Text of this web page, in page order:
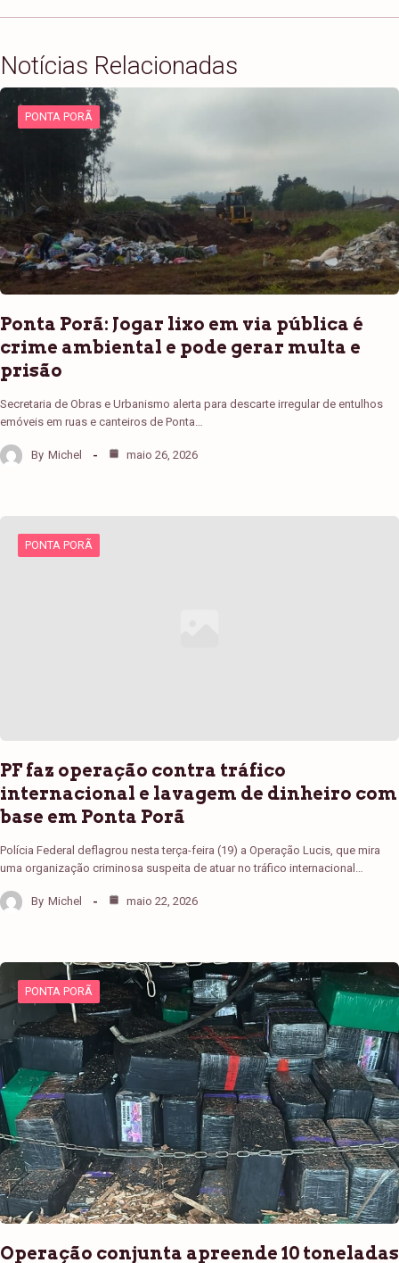
Notícias Relacionadas
PONTA PORÃ
Ponta Porã: Jogar lixo em via pública é
crime ambiental e pode gerar multa e
prisão
Secretaria de Obras e Urbanismo alerta para descarte irregular de entulhos
emóveis em ruas e canteiros de Ponta…
By Michel maio 26, 2026
PONTA PORÃ
PF faz operação contra tráfico
internacional e lavagem de dinheiro com
base em Ponta Porã
Polícia Federal deflagrou nesta terça-feira (19) a Operação Lucis, que mira
uma organização criminosa suspeita de atuar no tráfico internacional…
By Michel maio 22, 2026
PONTA PORÃ
Operação conjunta apreende 10 toneladas